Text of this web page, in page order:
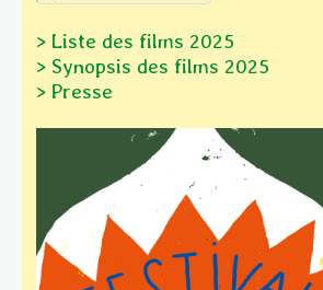
> Liste des films 2025
> Synopsis des films 2025
> Presse